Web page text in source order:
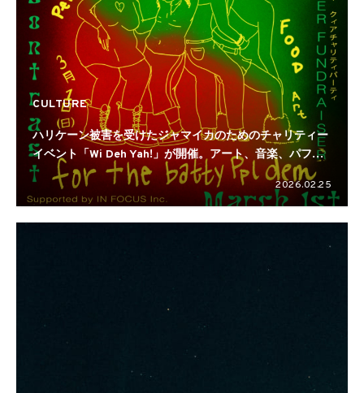
CULTURE
ハリケーン被害を受けたジャマイカのためのチャリティー
イベント「Wi Deh Yah!」が開催。アート、音楽、パフォ
ーマンス、フードなどジャマイカの創造性と多様性を称え
2026.02.25